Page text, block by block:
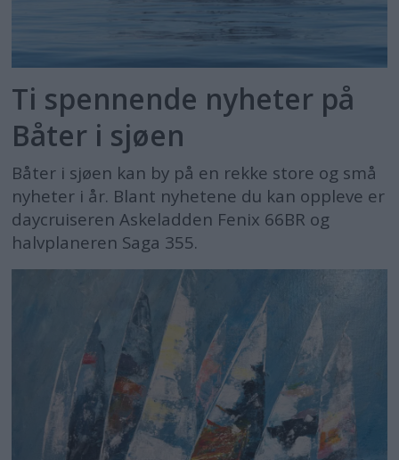
Ti spennende nyheter på
Båter i sjøen
Båter i sjøen kan by på en rekke store og små
nyheter i år. Blant nyhetene du kan oppleve er
daycruiseren Askeladden Fenix 66BR og
halvplaneren Saga 355.